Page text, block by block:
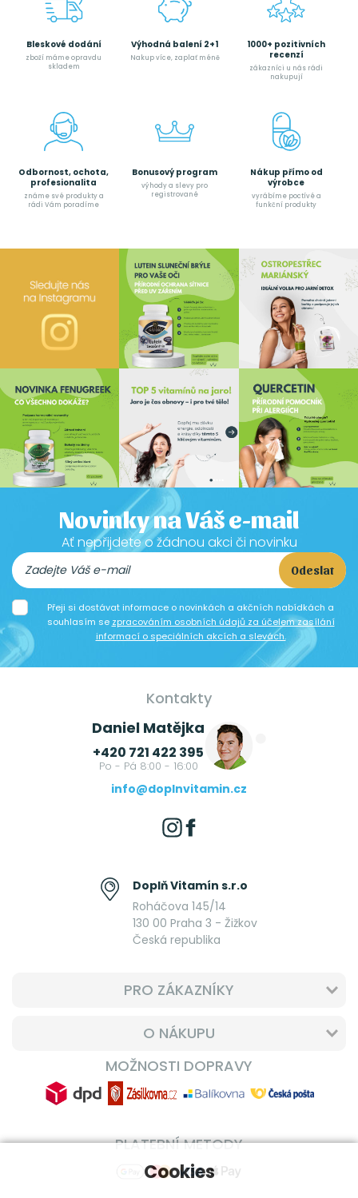
Bleskové dodání
zboží máme opravdu
skladem
Výhodná balení 2+1
Nakup více, zaplať méně
1000+ pozitivních
recenzí
zákazníci u nás rádi
nakupují
Odbornost, ochota,
profesionalita
známe své produkty a
rádi Vám poradíme
Bonusový program
výhody a slevy pro
registrované
Nákup přímo od
výrobce
vyrábíme poctívé a
funkční produkty
Novinky na Váš e-mail
Ať nepřijdete o žádnou akci či novinku
Odeslat
Přeji si dostávat informace o novinkách a akčních nabídkách a
souhlasím se zpracováním osobních údajů za účelem zasílání
informací o speciálních akcích a slevách.
Kontakty
Daniel Matějka
+420 721 422 395
Po - Pá 8:00 - 16:00
info@doplnvitamin.cz
Doplň Vitamín s.r.o
Roháčova 145/14
130 00 Praha 3 - Žižkov
Česká republika
PRO ZÁKAZNÍKY
O NÁKUPU
MOŽNOSTI DOPRAVY
PLATEBNÍ METODY
Cookies